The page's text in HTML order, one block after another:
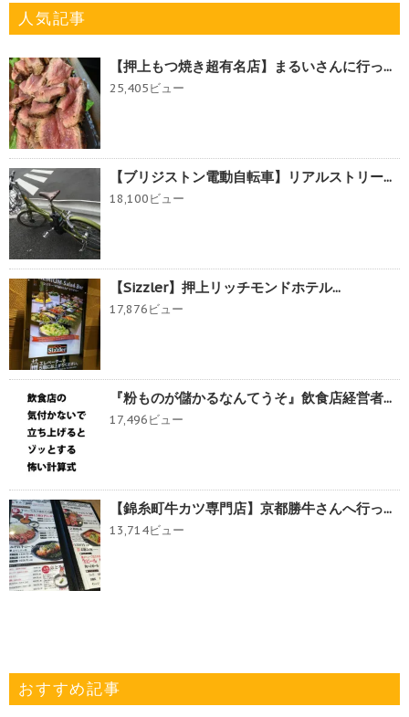
人気記事
【押上もつ焼き超有名店】まるいさんに行っ...
25,405ビュー
【ブリジストン電動自転車】リアルストリー...
18,100ビュー
【Sizzler】押上リッチモンドホテル...
17,876ビュー
『粉ものが儲かるなんてうそ』飲食店経営者...
17,496ビュー
【錦糸町牛カツ専門店】京都勝牛さんへ行っ...
13,714ビュー
おすすめ記事